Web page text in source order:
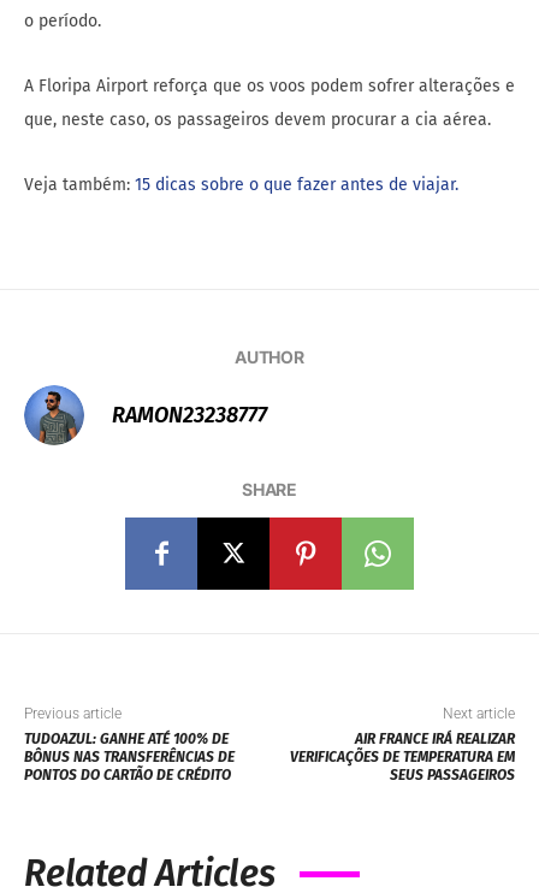
o período.
A Floripa Airport reforça que os voos podem sofrer alterações e
que, neste caso, os passageiros devem procurar a cia aérea.
Veja também: 15 dicas sobre o que fazer antes de viajar.
AUTHOR
RAMON23238777
SHARE
Previous article
TUDOAZUL: GANHE ATÉ 100% DE
BÔNUS NAS TRANSFERÊNCIAS DE
PONTOS DO CARTÃO DE CRÉDITO
Next article
AIR FRANCE IRÁ REALIZAR
VERIFICAÇÕES DE TEMPERATURA EM
SEUS PASSAGEIROS
Related Articles